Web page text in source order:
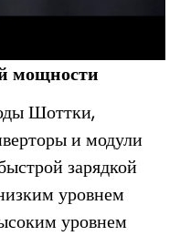
мощности
Шоттки,
и модули
зарядкой
уровнем
уровнем